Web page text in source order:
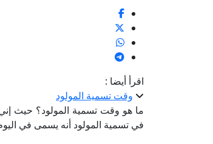
اقرأ أيضا :
وقت تسمية المولود
ما هو وقت تسمية المولود؟ حيث إني
في تسمية المولود أنه يسمى في